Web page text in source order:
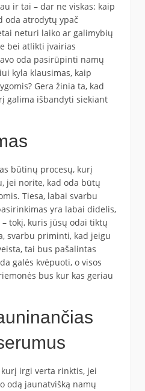
ir tai – dar ne viskas: kaip
oda atrodytų ypač
neturi laiko ar galimybių
bei atlikti įvairias
oda pasirūpinti namų
kyla klausimas, kaip
Gera žinia ta, kad
galima išbandyti siekiant
būtinų procesų, kurį
jei norite, kad oda būtų
Tiesa, labai svarbu
yra labai didelis,
tokį, kuris jūsų odai tiktų
svarbu priminti, kad jeigu
tai bus pašalintas
galės kvėpuoti, o visos
bus kur kas geriau
irgi verta rinktis, jei
odą jaunatvišką namų